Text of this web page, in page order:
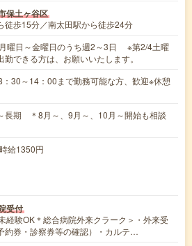
保土ヶ谷区
徒歩15分／南太田駅から徒歩24分
曜日～金曜日のうち週2～3日 ※第2/4土曜
勤できる方は、お願いいたします。
30～14：00まで勤務可能な方、歓迎※休憩
長期 ＊8月～、9月～、10月～開始も相談
給1350円
受付
経験OK＊総合病院外来クラーク＞・外来受
約券・診察券等の確認）・カルテ…